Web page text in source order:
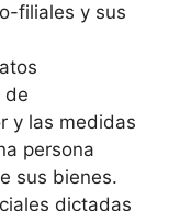
filiales y sus
de
y las medidas
persona
sus bienes.
dictadas